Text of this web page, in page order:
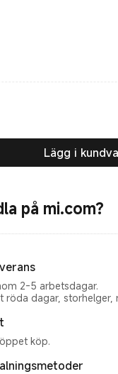
Lägg i
på mi.com?
2-5 arbetsdagar.
röda dagar, storhelger,
köp.